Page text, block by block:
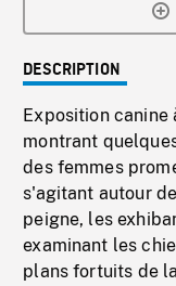
DESCRIPTION
Exposition
montrant
des femmes
s'agitant autour
peigne, les
examinant les
plans fortuits de